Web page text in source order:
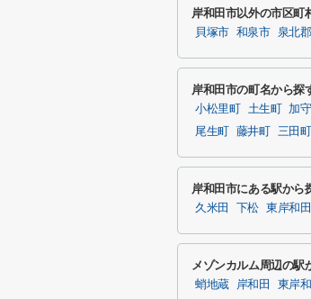
岸和田市以外の市区町
貝塚市 和泉市 泉北
岸和田市の町名から探
小松里町 土生町 加守
尾生町
藤井町 三田町
岸和田市にある駅から
久米田 下松 東岸和田
メゾンカルム周辺の駅
蛸地蔵 岸和田 東岸